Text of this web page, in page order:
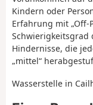
Kindern oder
Erfahrung mit „Off-
Hindernisse, die
„mittel“
Wasserstelle in